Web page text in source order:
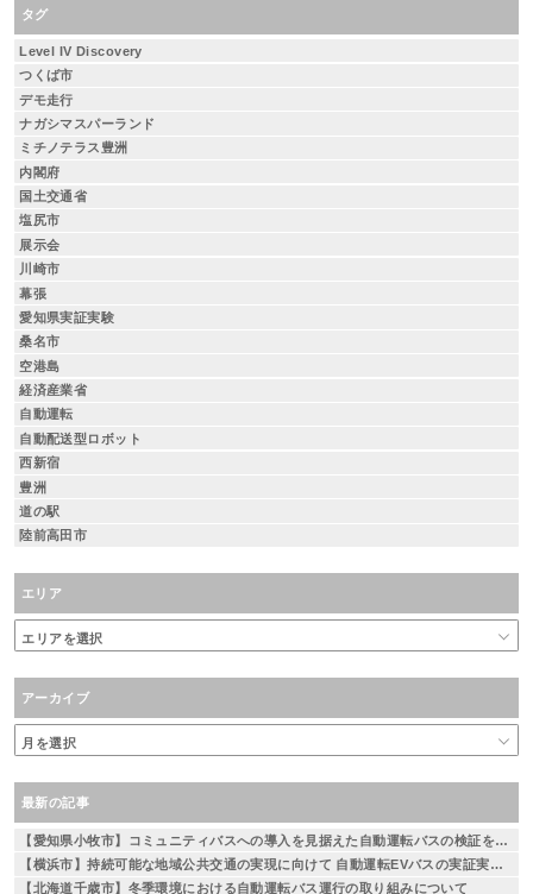
タグ
Level IV Discovery
つくば市
デモ走行
ナガシマスパーランド
ミチノテラス豊洲
内閣府
国土交通省
塩尻市
展示会
川崎市
幕張
愛知県実証実験
桑名市
空港島
経済産業省
自動運転
自動配送型ロボット
西新宿
豊洲
道の駅
陸前高田市
エリア
アーカイブ
最新の記事
【愛知県小牧市】コミュニティバスへの導入を見据えた自動運転バスの検証を実施
【横浜市】持続可能な地域公共交通の実現に向けて 自動運転EVバスの実証実験を実施 ～相鉄線二俣川駅から左近山団地間を運行～
【北海道千歳市】冬季環境における自動運転バス運行の取り組みについて